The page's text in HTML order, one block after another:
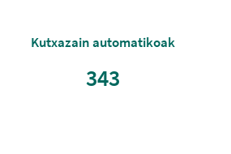
Kutxazain automatikoak
343